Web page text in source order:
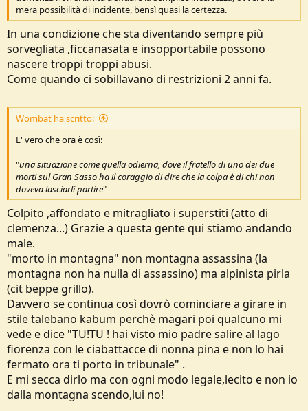
mera possibilità di incidente, bensì quasi la certezza.
In una condizione che sta diventando sempre più
sorvegliata ,ficcanasata e insopportabile possono
nascere troppi troppi abusi.
Come quando ci sobillavano di restrizioni 2 anni fa.
Wombat ha scritto:
E' vero che ora è così:
"una situazione come quella odierna, dove il fratello di uno dei due
morti sul Gran Sasso ha il coraggio di dire che la colpa è di chi non
doveva lasciarli partire"
Colpito ,affondato e mitragliato i superstiti (atto di
clemenza...) Grazie a questa gente qui stiamo andando
male.
"morto in montagna" non montagna assassina (la
montagna non ha nulla di assassino) ma alpinista pirla
(cit beppe grillo).
Davvero se continua così dovrò cominciare a girare in
stile talebano kabum perchè magari poi qualcuno mi
vede e dice "TU!TU ! hai visto mio padre salire al lago
fiorenza con le ciabattacce di nonna pina e non lo hai
fermato ora ti porto in tribunale" .
E mi secca dirlo ma con ogni modo legale,lecito e non io
dalla montagna scendo,lui no!